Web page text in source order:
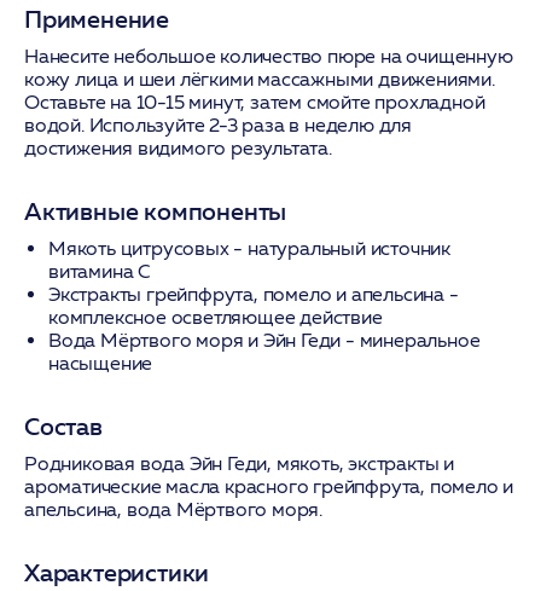
Применение
Нанесите небольшое количество пюре на очищенную
кожу лица и шеи лёгкими массажными движениями.
Оставьте на 10-15 минут, затем смойте прохладной
водой. Используйте 2-3 раза в неделю для
достижения видимого результата.
Активные компоненты
Мякоть цитрусовых- натуральный источник
витамина С
Экстракты грейпфрута, помело и апельсина -
комплексное осветляющее действие
Вода Мёртвого моря и Эйн Геди - минеральное
насыщение
Состав
Родниковая вода Эйн Геди, мякоть, экстракты и
ароматические масла красного грейпфрута, помело и
апельсина, вода Мёртвого моря.
Характеристики